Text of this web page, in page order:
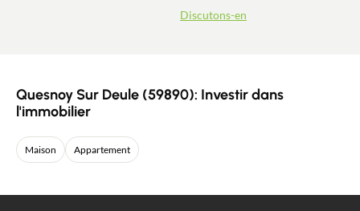
Discutons-en
Quesnoy Sur Deule (59890): Investir dans
l'immobilier
Maison Appartement